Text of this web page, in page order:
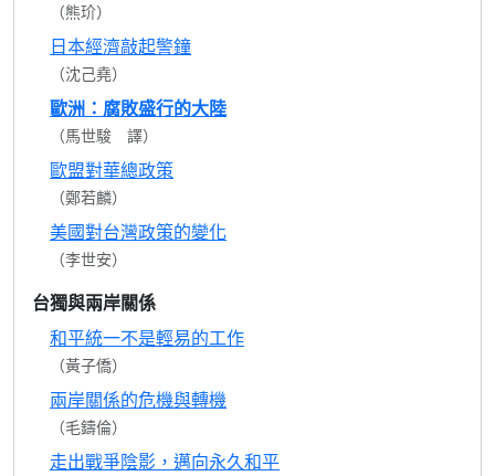
（熊玠）
日本經濟敲起警鐘
（沈己堯）
歐洲：腐敗盛行的大陸
（馬世駿 譯）
歐盟對華總政策
（鄭若麟）
美國對台灣政策的變化
（李世安）
台獨與兩岸關係
和平統一不是輕易的工作
（黃子僑）
兩岸關係的危機與轉機
（毛鑄倫）
走出戰爭陰影，邁向永久和平